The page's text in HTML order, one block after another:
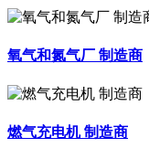
氧气和氮气厂 制造商
燃气充电机 制造商